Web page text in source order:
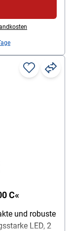
C«
und robuste
LED, 2